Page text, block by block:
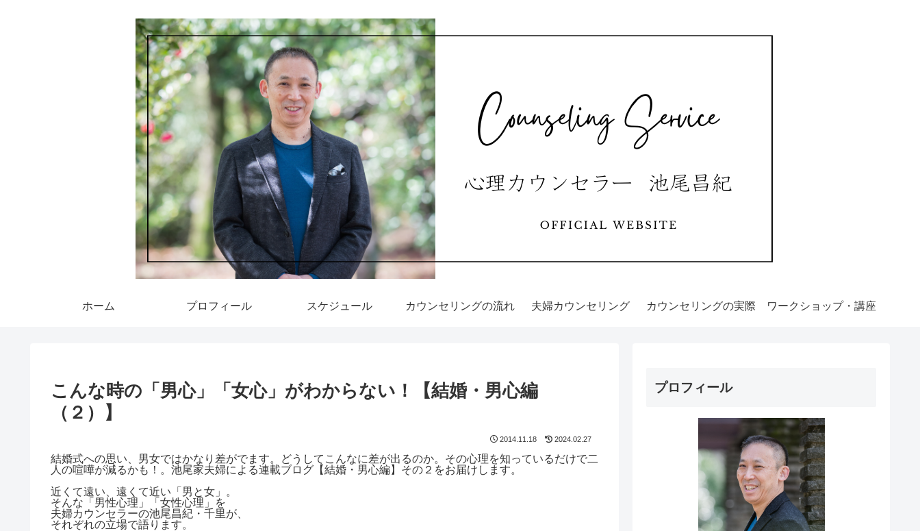
ホーム プロフィール スケジュール カウンセリングの流れ 夫婦カウンセリング カウンセリングの実際 ワークショップ・講座
こんな時の「男心」「女心」がわからない！【結婚・男心編
（２）】
2014.11.18 2024.02.27
結婚式への思い、男女ではかなり差がでます。どうしてこんなに差が出るのか。その心理を知っているだけで二
人の喧嘩が減るかも！。池尾家夫婦による連載ブログ【結婚・男心編】その２をお届けします。
近くて遠い、遠くて近い「男と女」。
そんな「男性心理」「女性心理」を
夫婦カウンセラーの池尾昌紀・千里が、
それぞれの立場で語ります。
プロフィール